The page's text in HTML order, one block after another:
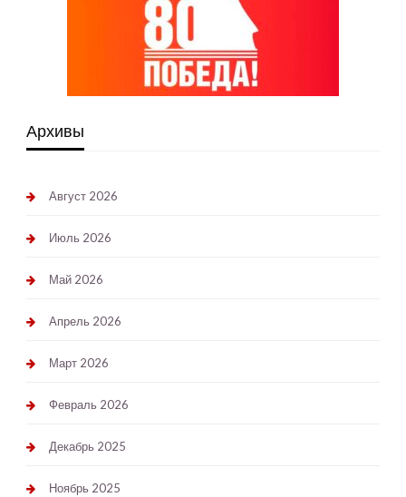
Архивы
Август 2026
Июль 2026
Май 2026
Апрель 2026
Март 2026
Февраль 2026
Декабрь 2025
Ноябрь 2025